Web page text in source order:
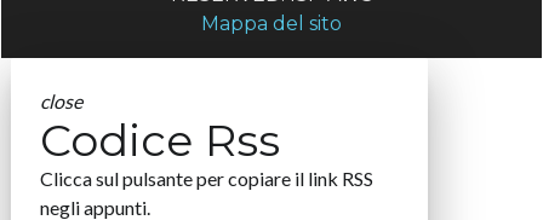
Mappa del sito
close
Codice Rss
Clicca sul pulsante per copiare il link RSS
negli appunti.